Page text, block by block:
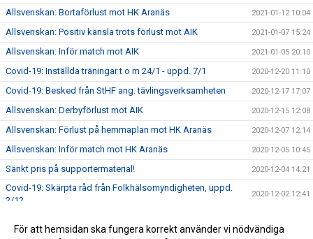
Allsvenskan: Bortaförlust mot HK Aranäs 2021-01-12 10:04
Allsvenskan: Positiv känsla trots förlust mot AIK 2021-01-07 15:24
Allsvenskan: Inför match mot AIK 2021-01-05 20:10
Covid-19: Inställda träningar t o m 24/1 - uppd. 7/1 2020-12-20 11:10
Covid-19: Besked från StHF ang. tävlingsverksamheten 2020-12-17 17:07
Allsvenskan: Derbyförlust mot AIK 2020-12-15 12:08
Allsvenskan: Förlust på hemmaplan mot HK Aranäs 2020-12-07 12:14
Allsvenskan: Inför match mot HK Aranäs 2020-12-05 10:45
Sänkt pris på supportermaterial! 2020-12-04 14:21
Covid-19: Skärpta råd från Folkhälsomyndigheten, uppd.
2/12
2020-12-02 12:41
För att hemsidan ska fungera korrekt använder vi nödvändiga